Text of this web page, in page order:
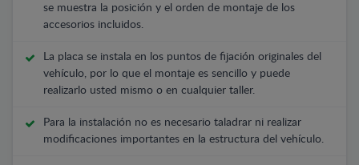
se muestra la posición y el orden de montaje de los
accesorios incluidos.
La placa se instala en los puntos de fijación originales del
vehículo, por lo que el montaje es sencillo y puede
realizarlo usted mismo o en cualquier taller.
Para la instalación no es necesario taladrar ni realizar
modificaciones importantes en la estructura del vehículo.